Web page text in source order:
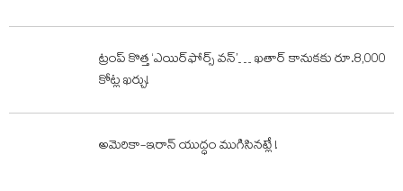
ట్రంప్‌ కొత్త ‘ఎయిర్​ఫోర్స్​ వన్​’… ఖతార్‌ కానుకకు రూ.8,000
కోట్ల ఖర్చు!
అమెరికా-ఇరాన్‌ యుద్ధం ముగిసినట్లే !